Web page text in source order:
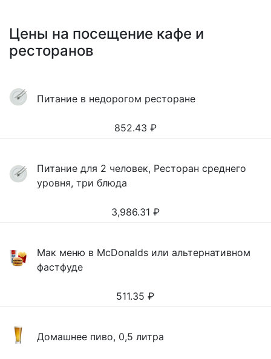
Цены на посещение кафе и
ресторанов
Питание в недорогом ресторане
852.43 ₽
Питание для 2 человек, Ресторан среднего
уровня, три блюда
3,986.31 ₽
Мак меню в McDonalds или альтернативном
фастфуде
511.35 ₽
Домашнее пиво, 0,5 литра